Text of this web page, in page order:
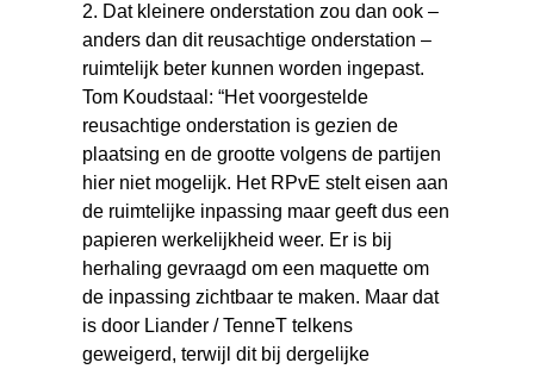
2. Dat kleinere onderstation zou dan ook –
anders dan dit reusachtige onderstation –
ruimtelijk beter kunnen worden ingepast.
Tom Koudstaal: “Het voorgestelde
reusachtige onderstation is gezien de
plaatsing en de grootte volgens de partijen
hier niet mogelijk. Het RPvE stelt eisen aan
de ruimtelijke inpassing maar geeft dus een
papieren werkelijkheid weer. Er is bij
herhaling gevraagd om een maquette om
de inpassing zichtbaar te maken. Maar dat
is door Liander / TenneT telkens
geweigerd, terwijl dit bij dergelijke